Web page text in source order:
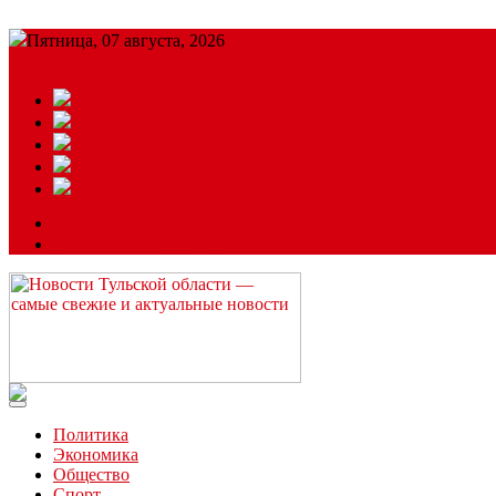
Пятница, 07 августа, 2026
Читайте последние новости дня в Тульской области на сайте
Политика
Экономика
Общество